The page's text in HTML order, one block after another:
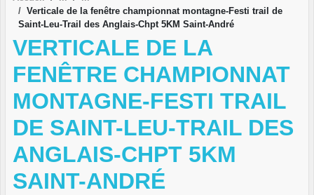
Verticale de la fenêtre championnat montagne-Festi trail de
Saint-Leu-Trail des Anglais-Chpt 5KM Saint-André
VERTICALE DE LA
FENÊTRE CHAMPIONNAT
MONTAGNE-FESTI TRAIL
DE SAINT-LEU-TRAIL DES
ANGLAIS-CHPT 5KM
SAINT-ANDRÉ